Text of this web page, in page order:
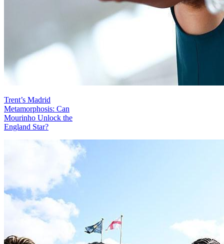
Trent’s Madrid
Metamorphosis: Can
Mourinho Unlock the
England Star?